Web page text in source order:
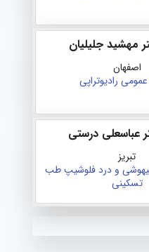
مهشید جلیلیان
اصفهان
رادیوتراپی
عباسعلی درستی
تبریز
و درد فلوشیپ طب
تسکینی